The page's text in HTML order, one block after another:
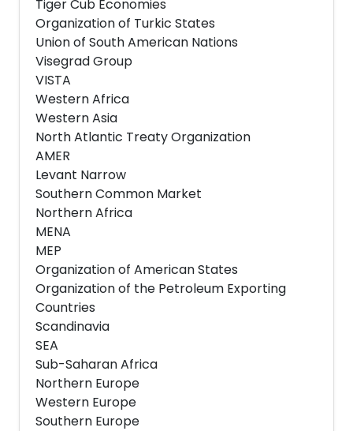
Tiger Cub Economies
Organization of Turkic States
Union of South American Nations
Visegrad Group
VISTA
Western Africa
Western Asia
North Atlantic Treaty Organization
AMER
Levant Narrow
Southern Common Market
Northern Africa
MENA
MEP
Organization of American States
Organization of the Petroleum Exporting
Countries
Scandinavia
SEA
Sub-Saharan Africa
Northern Europe
Western Europe
Southern Europe